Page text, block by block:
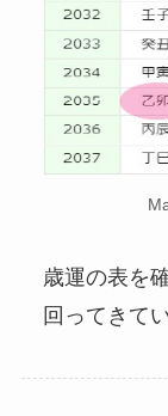
歳運の表を
回ってきて